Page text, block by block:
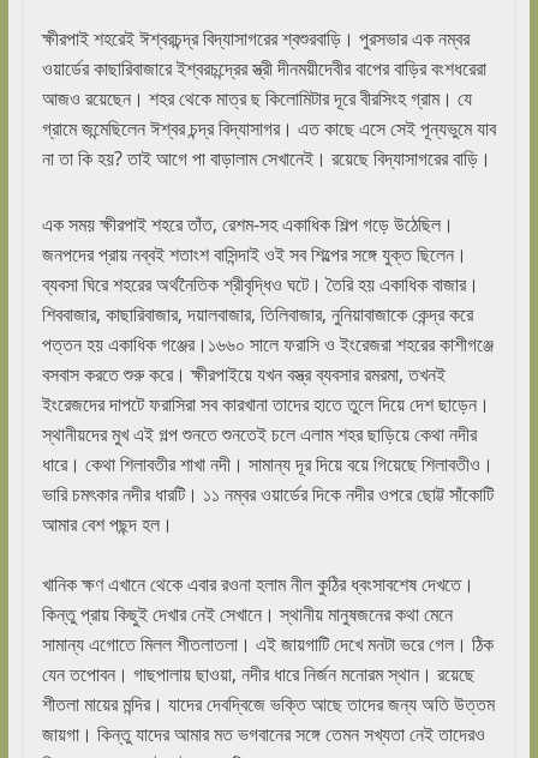
ক্ষীরপাই শহরেই ঈশ্বরচন্দ্র বিদ্যাসাগরের শ্বশুরবাড়ি। পুরসভার এক নম্বর
ওয়ার্ডের কাছারিবাজারে ইশ্বরচন্দ্রের স্ত্রী দীনময়ীদেবীর বাপের বাড়ির বংশধরেরা
আজও রয়েছেন। শহর থেকে মাত্র ছ কিলোমিটার দূরে বীরসিংহ গ্রাম। যে
গ্রামে জন্মেছিলেন ঈশ্বর চন্দ্র বিদ্যাসাগর। এত কাছে এসে সেই পূন্যভুমে যাব
না তা কি হয়? তাই আগে পা বাড়ালাম সেখানেই। রয়েছে বিদ্যাসাগরের বাড়ি।
এক সময় ক্ষীরপাই শহরে তাঁত, রেশম-সহ একাধিক শিল্প গড়ে উঠেছিল।
জনপদের প্রায় নব্বই শতাংশ বাসিন্দাই ওই সব শিল্পের সঙ্গে যুক্ত ছিলেন।
ব্যবসা ঘিরে শহরের অর্থনৈতিক শ্রীবৃদ্ধিও ঘটে। তৈরি হয় একাধিক বাজার।
শিববাজার, কাছারিবাজার, দয়ালবাজার, তিলিবাজার, নুনিয়াবাজাকে কেন্দ্র করে
পত্তন হয় একাধিক গঞ্জের।১৬৬০ সালে ফরাসি ও ইংরেজরা শহরের কাশীগঞ্জে
বসবাস করতে শুরু করে। ক্ষীরপাইয়ে যখন বস্ত্র ব্যবসার রমরমা, তখনই
ইংরেজদের দাপটে ফরাসিরা সব কারখানা তাদের হাতে তুলে দিয়ে দেশ ছাড়েন।
স্থানীয়দের মুখ এই গল্প শুনতে শুনতেই চলে এলাম শহর ছাড়িয়ে কেথা নদীর
ধারে। কেথা শিলাবতীর শাখা নদী। সামান্য দূর দিয়ে বয়ে গিয়েছে শিলাবতীও।
ভারি চমৎকার নদীর ধারটি। ১১ নম্বর ওয়ার্ডের দিকে নদীর ওপরে ছোট্ট সাঁকোটি
আমার বেশ পছন্দ হল।
খানিক ক্ষণ এখানে থেকে এবার রওনা হলাম নীল কুঠির ধ্বংসাবশেষ দেখতে।
কিন্তু প্রায় কিছুই দেখার নেই সেখানে। স্থানীয় মানুষজনের কথা মেনে
সামান্য এগোতে মিলল শীতলাতলা। এই জায়গাটি দেখে মনটা ভরে গেল। ঠিক
যেন তপোবন। গাছপালায় ছাওয়া, নদীর ধারে নির্জন মনোরম স্থান। রয়েছে
শীতলা মায়ের মন্দির। যাদের দেবদ্বিজে ভক্তি আছে তাদের জন্য অতি উত্তম
জায়গা। কিন্তু যাদের আমার মত ভগবানের সঙ্গে তেমন সখ্যতা নেই তাদেরও